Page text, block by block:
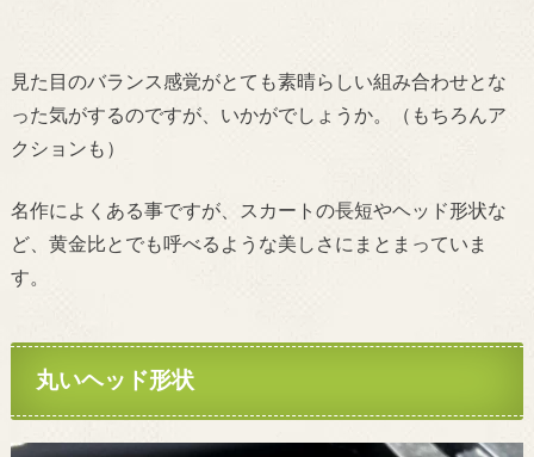
見た目のバランス感覚がとても素晴らしい組み合わせとな
った気がするのですが、いかがでしょうか。（もちろんア
クションも）
名作によくある事ですが、スカートの長短やヘッド形状な
ど、黄金比とでも呼べるような美しさにまとまっていま
す。
丸いヘッド形状